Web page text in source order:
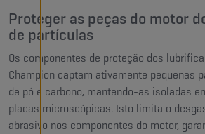
Proteger as peças do motor
de partículas
Os componentes de proteção dos
Champion captam ativamente pequenas
de pó e carbono, mantendo-as isoladas
placas microscópicas. Isto limita o
abrasivo nos componentes do motor,